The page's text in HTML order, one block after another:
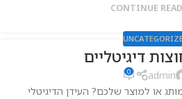
CONTINUE
דיגיטליים
admin
0
או למוצר שלכם? העידן הדיגיטלי